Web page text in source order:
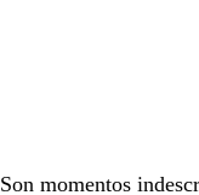
Son momentos